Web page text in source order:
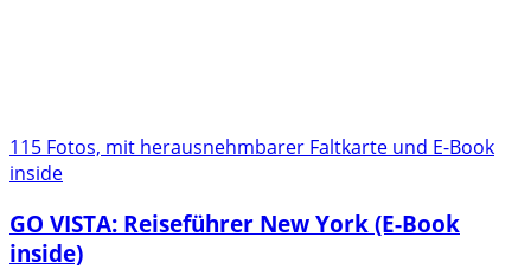
115 Fotos, mit herausnehmbarer Faltkarte und E-Book
inside
GO VISTA: Reiseführer New York (E-Book
inside)